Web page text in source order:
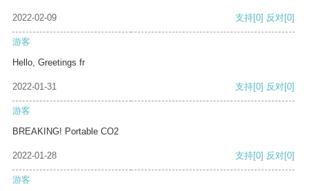
2022-02-09 支持[0] 反对[0]
游客
Hello, Greetings fr
2022-01-31 支持[0] 反对[0]
游客
BREAKING! Portable CO2
2022-01-28 支持[0] 反对[0]
游客